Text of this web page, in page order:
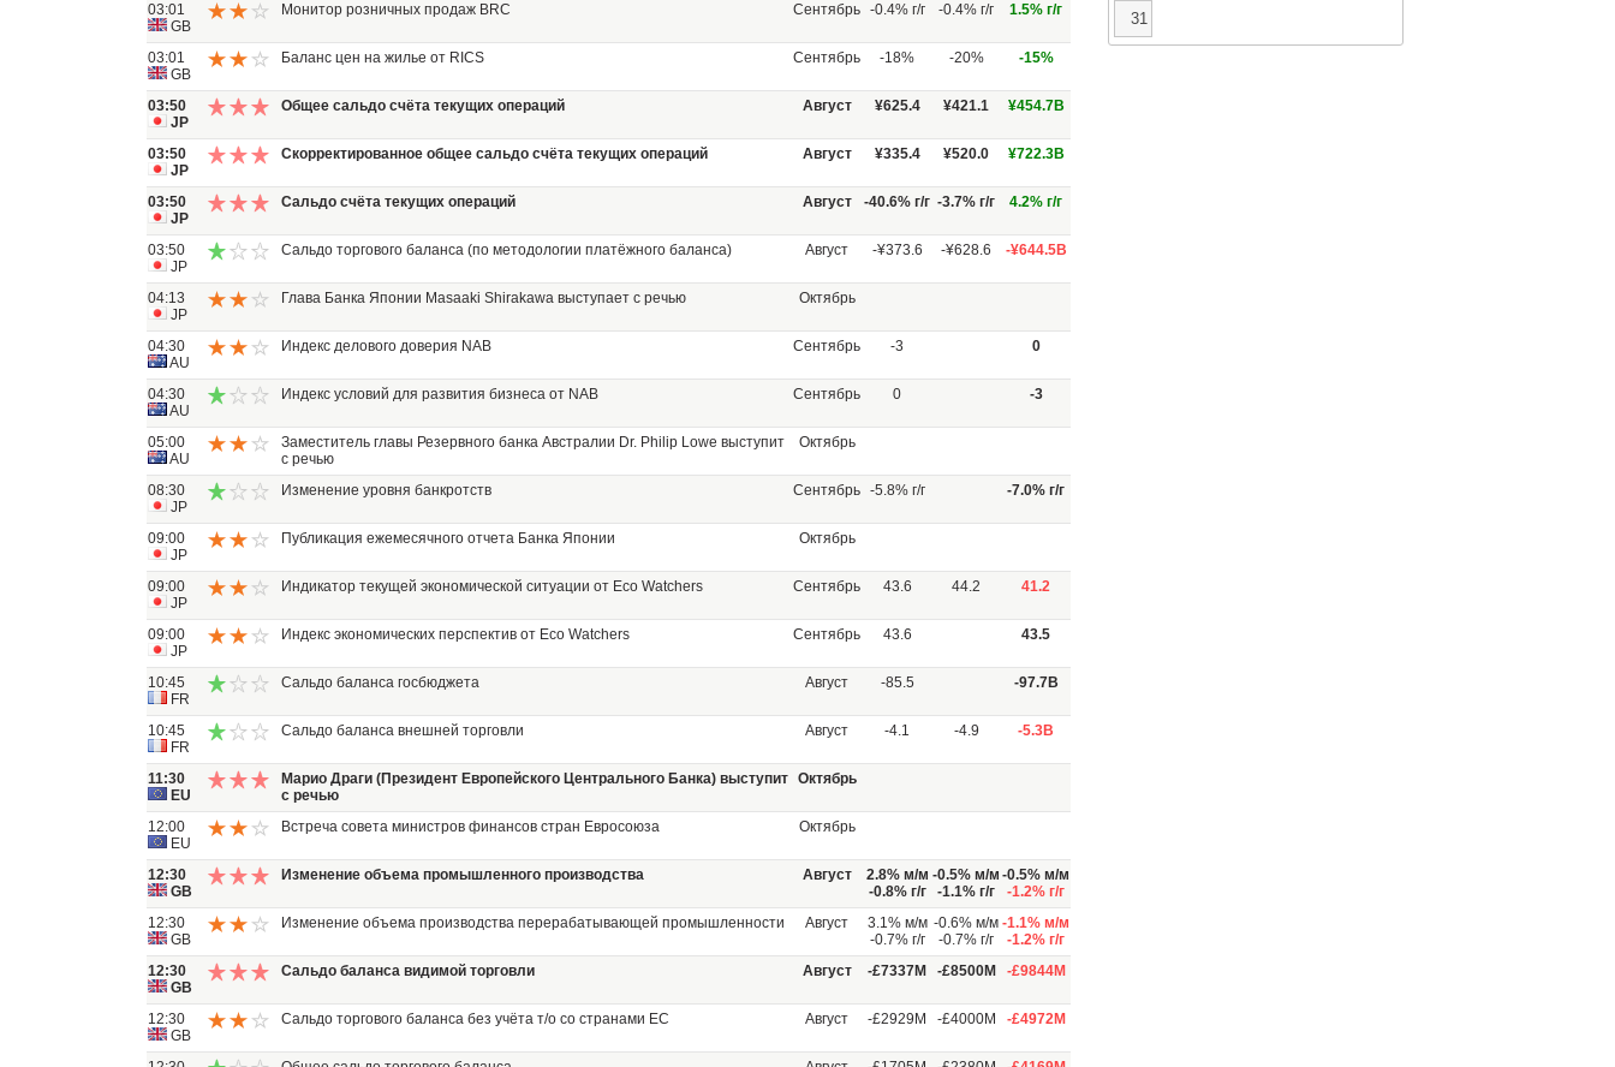
03:01
GB
Монитор розничных продаж BRC Сентябрь -0.4% г/г -0.4% г/г 1.5% г/г
03:01
GB
Баланс цен на жилье от RICS Сентябрь -18% -20% -15%
03:50
JP
Общее сальдо счёта текущих операций Август ¥625.4 ¥421.1 ¥454.7B
03:50
JP
Скорректированное общее сальдо счёта текущих операций Август ¥335.4 ¥520.0 ¥722.3B
03:50
JP
Сальдо счёта текущих операций Август -40.6% г/г -3.7% г/г 4.2% г/г
03:50
JP
Сальдо торгового баланса (по методологии платёжного баланса) Август -¥373.6 -¥628.6 -¥644.5B
04:13
JP
Глава Банка Японии Masaaki Shirakawa выступает с речью Октябрь
04:30
AU
Индекс делового доверия NAB Сентябрь -3 0
04:30
AU
Индекс условий для развития бизнеса от NAB Сентябрь 0 -3
05:00
AU
Заместитель главы Резервного банка Австралии Dr. Philip Lowe выступит
с речью
Октябрь
08:30
JP
Изменение уровня банкротств Сентябрь -5.8% г/г -7.0% г/г
09:00
JP
Публикация ежемесячного отчета Банка Японии Октябрь
09:00
JP
Индикатор текущей экономической ситуации от Eco Watchers Сентябрь 43.6 44.2 41.2
09:00
JP
Индекс экономических перспектив от Eco Watchers Сентябрь 43.6 43.5
10:45
FR
Сальдо баланса госбюджета Август -85.5 -97.7B
10:45
FR
Сальдо баланса внешней торговли Август -4.1 -4.9 -5.3B
11:30
EU
Марио Драги (Президент Европейского Центрального Банка) выступит
с речью
Октябрь
12:00
EU
Встреча совета министров финансов стран Евросоюза Октябрь
12:30
GB
Изменение объема промышленного производства Август
2.8% м/м
-0.8% г/г
-0.5% м/м
-1.1% г/г
-0.5% м/м
-1.2% г/г
12:30
GB
Изменение объема производства перерабатывающей промышленности Август
3.1% м/м
-0.7% г/г
-0.6% м/м
-0.7% г/г
-1.1% м/м
-1.2% г/г
12:30
GB
Сальдо баланса видимой торговли Август -£7337М -£8500М -£9844М
12:30
GB
Сальдо торгового баланса без учёта т/о со странами ЕС Август -£2929М -£4000М -£4972М
31